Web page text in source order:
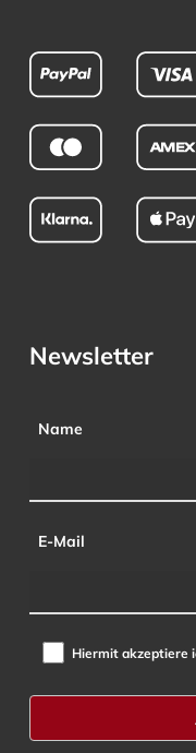
Newsletter
Name
E-Mail
Hiermit akzeptiere